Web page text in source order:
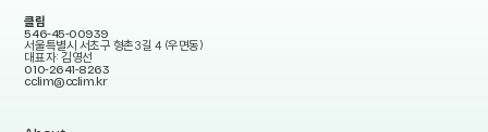
클림
546-45-00939
서울특별시 서초구 형촌3길 4 (우면동)
대표자: 김영선
010-2641-8263
cclim@cclim.kr